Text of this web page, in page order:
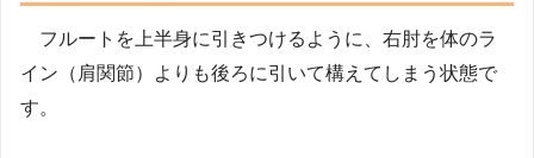
フルートを上半身に引きつけるように、右肘を体のラ
イン（肩関節）よりも後ろに引いて構えてしまう状態で
す。